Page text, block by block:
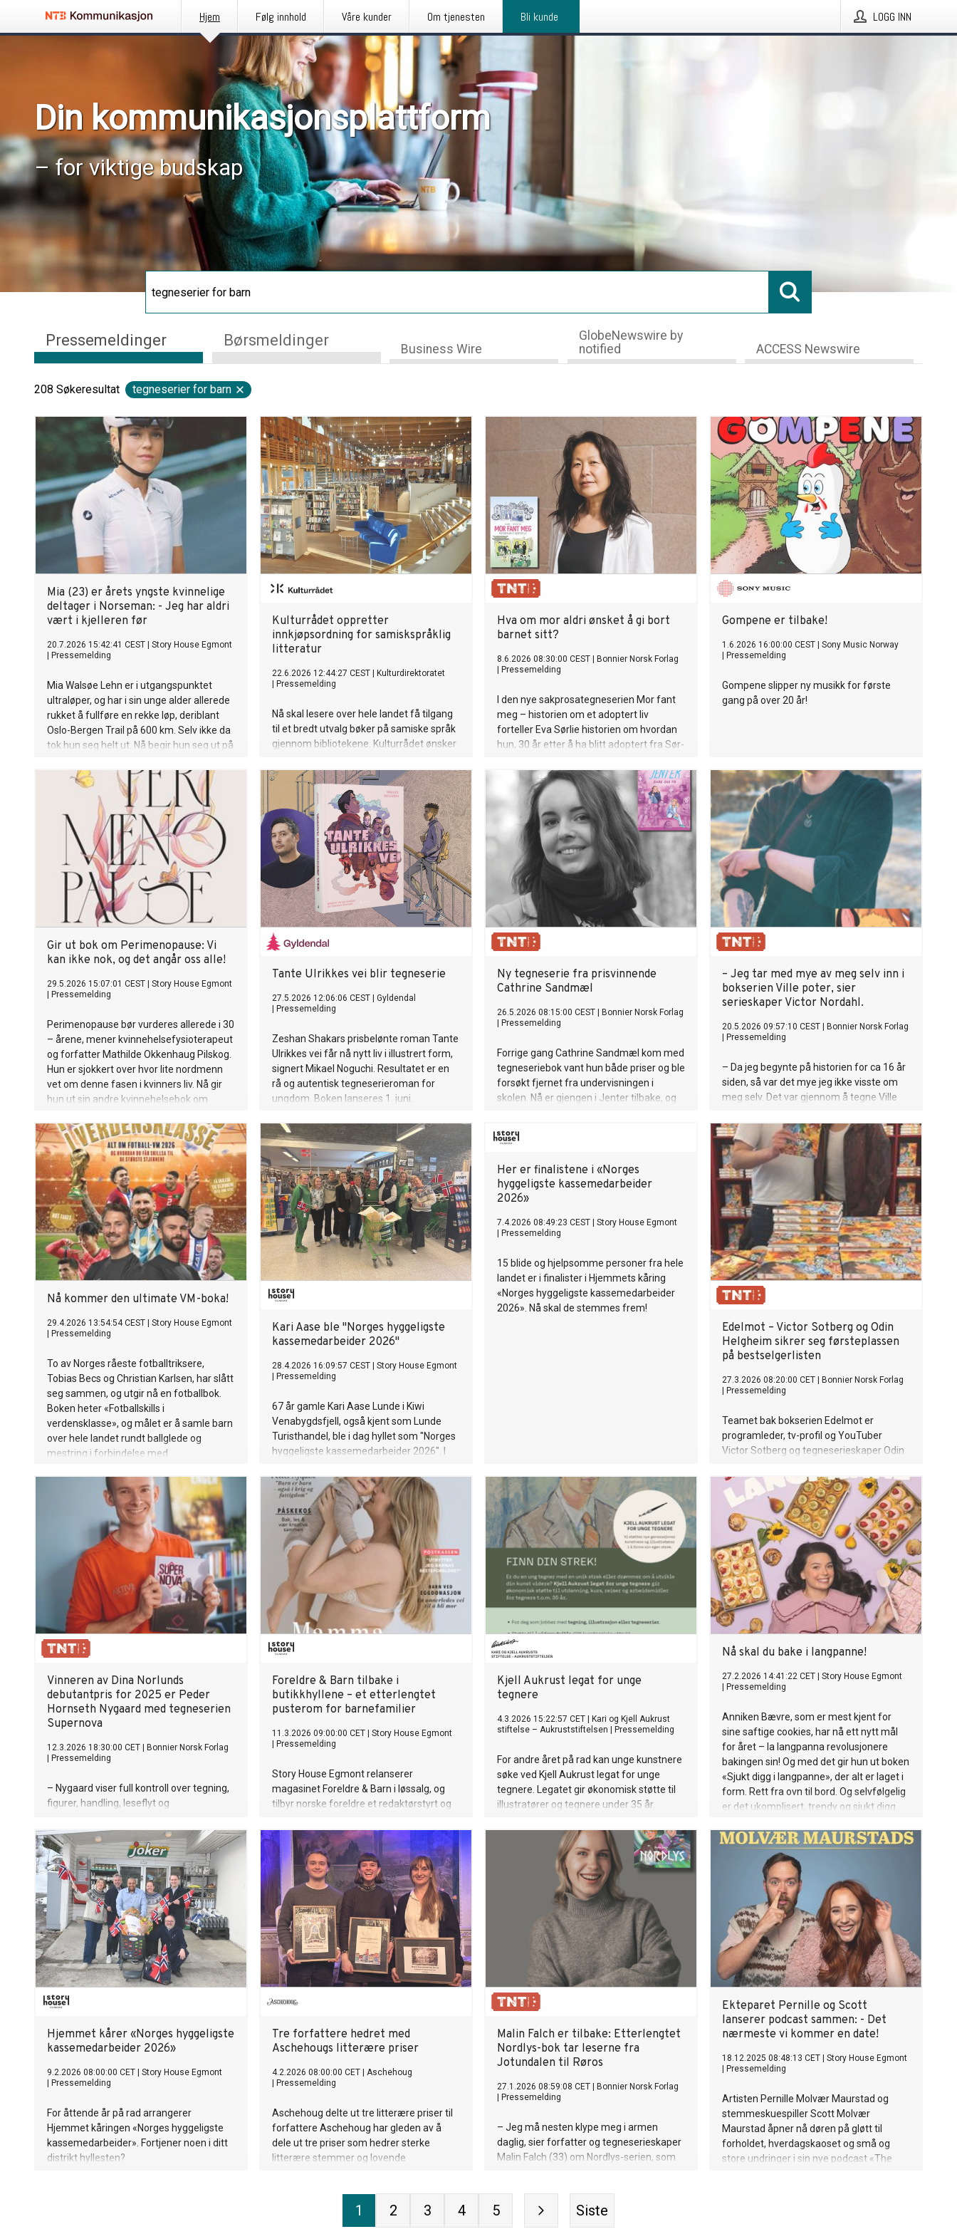
Hjem Følg innhold Våre kunder Om tjenesten Bli kunde LOGG INN
Din kommunikasjonsplattform
– for viktige budskap
Pressemeldinger Børsmeldinger Business Wire
GlobeNewswire by
notified
ACCESS Newswire
208 Søkeresultat tegneserier for barn
Mia (23) er årets yngste kvinnelige
deltager i Norseman: - Jeg har aldri
vært i kjelleren før
20.7.2026 15:42:41 CEST
Story House Egmont
Pressemelding
Mia Walsøe Lehn er i utgangspunktet
ultraløper, og har i sin unge alder allerede
rukket å fullføre en rekke løp, deriblant
Oslo-Bergen Trail på 600 km. Selv ikke da
tok hun seg helt ut. Nå begir hun seg ut på
verdens mest ekstreme triatlon.
Kulturrådet oppretter
innkjøpsordning for samiskspråklig
litteratur
22.6.2026 12:44:27 CEST
Kulturdirektoratet
Pressemelding
Nå skal lesere over hele landet få tilgang
til et bredt utvalg bøker på samiske språk
gjennom bibliotekene. Kulturrådet ønsker
lese og vurdere de påmeldte bøkene.
Hva om mor aldri ønsket å gi bort
barnet sitt?
8.6.2026 08:30:00 CEST
Bonnier Norsk Forlag
Pressemelding
I den nye sakprosategneserien Mor fant
meg – historien om et adoptert liv
forteller Eva Sørlie historien om hvordan
hun, 30 år etter å ha blitt adoptert fra Sør-
hadde gitt opp håpet om å finne henne
Gompene er tilbake!
1.6.2026 16:00:00 CEST
Sony Music Norway
Pressemelding
Gompene slipper ny musikk for første
gang på over 20 år!
Gir ut bok om Perimenopause: Vi
kan ikke nok, og det angår oss alle!
29.5.2026 15:07:01 CEST
Story House Egmont
Pressemelding
Perimenopause bør vurderes allerede i 30
– årene, mener kvinnehelsefysioterapeut
og forfatter Mathilde Okkenhaug Pilskog.
Hun er sjokkert over hvor lite nordmenn
vet om denne fasen i kvinners liv. Nå gir
hun ut sin andre kvinnehelsebok om
åpenheten større nå, og jeg håper at jeg
med denne boka kan være med å opplyse
og hjelpe kvinner på generelt grunnlag,
sier hun.
Tante Ulrikkes vei blir tegneserie
27.5.2026 12:06:06 CEST
Gyldendal
Pressemelding
Zeshan Shakars prisbelønte roman Tante
Ulrikkes vei får nå nytt liv i illustrert form,
signert Mikael Noguchi. Resultatet er en
rå og autentisk tegneserieroman for
ungdom. Boken lanseres 1. juni.
Ny tegneserie fra prisvinnende
Cathrine Sandmæl
26.5.2026 08:15:00 CEST
Bonnier Norsk Forlag
Pressemelding
Forrige gang Cathrine Sandmæl kom med
tegneseriebok vant hun både priser og ble
forsøkt fjernet fra undervisningen i
skolen. Nå er gjengen i Jenter tilbake, og
– Jeg tar med mye av meg selv inn i
bokserien Ville poter, sier
serieskaper Victor Nordahl.
20.5.2026 09:57:10 CEST
Bonnier Norsk Forlag
Pressemelding
– Da jeg begynte på historien for ca 16 år
siden, så var det mye jeg ikke visste om
meg selv. Det var gjennom å tegne Ville
og undersøke egne følelser. Dette hjalp
meg til å komme ut som skeiv – og
som Victor.
Nå kommer den ultimate VM-boka!
29.4.2026 13:54:54 CEST
Story House Egmont
Pressemelding
To av Norges råeste fotballtriksere,
Tobias Becs og Christian Karlsen, har slått
seg sammen, og utgir nå en fotballbok.
Boken heter «Fotballskills i
verdensklasse», og målet er å samle barn
over hele landet rundt ballglede og
mestring i forbindelse med
Kari Aase ble "Norges hyggeligste
kassemedarbeider 2026"
28.4.2026 16:09:57 CEST
Story House Egmont
Pressemelding
67 år gamle Kari Aase Lunde i Kiwi
Venabygdsfjell, også kjent som Lunde
Turisthandel, ble i dag hyllet som "Norges
hyggeligste kassemedarbeider 2026". I
store deler av livet til jobben - med glede,
ifølge henne selv.
Her er finalistene i «Norges
hyggeligste kassemedarbeider
2026»
7.4.2026 08:49:23 CEST
Story House Egmont
Pressemelding
15 blide og hjelpsomme personer fra hele
landet er i finalister i Hjemmets kåring
«Norges hyggeligste kassemedarbeider
2026». Nå skal de stemmes frem!
Edelmot – Victor Sotberg og Odin
Helgheim sikrer seg førsteplassen
på bestselgerlisten
27.3.2026 08:20:00 CET
Bonnier Norsk Forlag
Pressemelding
Teamet bak bokserien Edelmot er
programleder, tv-profil og YouTuber
Victor Sotberg og tegneserieskaper Odin
fra første bok kom ut i 2023, har Edelmot
vært en av de aller mest populære
bokseriene for barn og ungdom, og har
fått en sekser på terningen i Nettavisen,
og en femmer i VG.
Vinneren av Dina Norlunds
debutantpris for 2025 er Peder
Hornseth Nygaard med tegneserien
Supernova
12.3.2026 18:30:00 CET
Bonnier Norsk Forlag
Pressemelding
– Nygaard viser full kontroll over tegning,
figurer, handling, leseflyt og
Malfang. Nygaard mottar 25 000 kroner i
prispenger og et eksklusivt Dina Norlund-
litografi.
Foreldre & Barn tilbake i
butikkhyllene – et etterlengtet
pusterom for barnefamilier
11.3.2026 09:00:00 CET
Story House Egmont
Pressemelding
Story House Egmont relanserer
magasinet Foreldre & Barn i løssalg, og
tilbyr norske foreldre et redaktørstyrt og
styrket redaksjonelt fokus og dyptgående
innhold, er magasinet nå å finne i landets
butikkhyller, akkurat i tide til påsken.
Kjell Aukrust legat for unge
tegnere
4.3.2026 15:22:57 CET
Kari og Kjell Aukrust
stiftelse – Aukruststiftelsen
Pressemelding
For andre året på rad kan unge kunstnere
søke ved Kjell Aukrust legat for unge
tegnere. Legatet gir økonomisk støtte til
illustratører og tegnere under 35 år.
Nå skal du bake i langpanne!
27.2.2026 14:41:22 CET
Story House Egmont
Pressemelding
Anniken Bævre, som er mest kjent for
sine saftige cookies, har nå ett nytt mål
for året – la langpanna revolusjonere
bakingen sin! Og med det gir hun ut boken
«Sjukt digg i langpanne», der alt er laget i
form. Rett fra ovn til bord. Og selvfølgelig
er det ukomplisert, trendy og sjukt digg.
Hjemmet kårer «Norges hyggeligste
kassemedarbeider 2026»
9.2.2026 08:00:00 CET
Story House Egmont
Pressemelding
For åttende år på rad arrangerer
Hjemmet kåringen «Norges hyggeligste
kassemedarbeider». Fortjener noen i ditt
distrikt hyllesten?
Tre forfattere hedret med
Aschehougs litterære priser
4.2.2026 08:00:00 CET
Aschehoug
Pressemelding
Aschehoug delte ut tre litterære priser til
forfattere Aschehoug har gleden av å
dele ut tre priser som hedrer sterke
litterære stemmer og lovende
debutantpris. Årets prisvinnere er Kjersti
Synneva Moen, Marte Magnusdotter
Malin Falch er tilbake: Etterlengtet
Nordlys-bok tar leserne fra
Jotundalen til Røros
27.1.2026 08:59:08 CET
Bonnier Norsk Forlag
Pressemelding
– Jeg må nesten klype meg i armen
daglig, sier forfatter og tegneserieskaper
Malin Falch (33) om Nordlys-serien, som
nummer åtte, Nordlys – Reisen til Røros.
Ekteparet Pernille og Scott
lanserer podcast sammen: - Det
nærmeste vi kommer en date!
18.12.2025 08:48:13 CET
Story House Egmont
Pressemelding
Artisten Pernille Molvær Maurstad og
stemmeskuespiller Scott Molvær
Maurstad åpner nå døren på gløtt til
forholdet, hverdagskaoset og små og
store undringer i sin nye podcast «The
1 2 3 4 5 Siste